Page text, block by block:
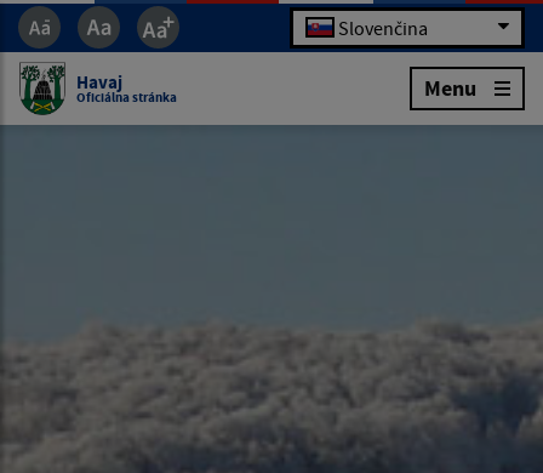
Slovenčina
Havaj
Oficiálna stránka Menu